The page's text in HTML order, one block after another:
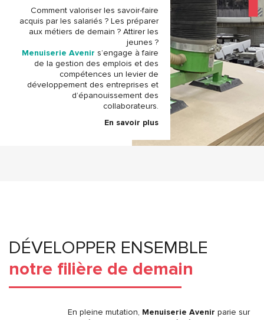
Comment valoriser les savoir-faire
acquis par les salariés ? Les préparer
aux métiers de demain ? Attirer les
jeunes ?
Menuiserie Avenir s’engage à faire
de la gestion des emplois et des
compétences un levier de
développement des entreprises et
d’épanouissement des
collaborateurs.
En savoir plus
DÉVELOPPER ENSEMBLE
notre filière de demain
En pleine mutation, Menuiserie Avenir parie sur